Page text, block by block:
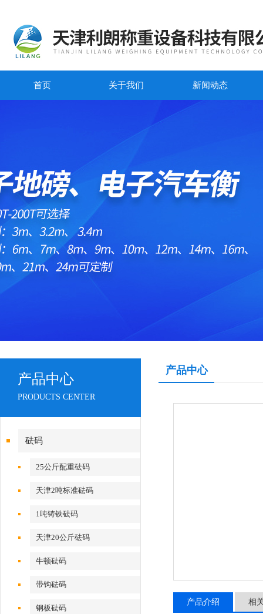
首页 关于我们 新闻动态
产品中心
PRODUCTS CENTER
砝码
25公斤配重砝码
天津2吨标准砝码
1吨铸铁砝码
天津20公斤砝码
牛顿砝码
带钩砝码
钢板砝码
产品中心
产品介绍 相